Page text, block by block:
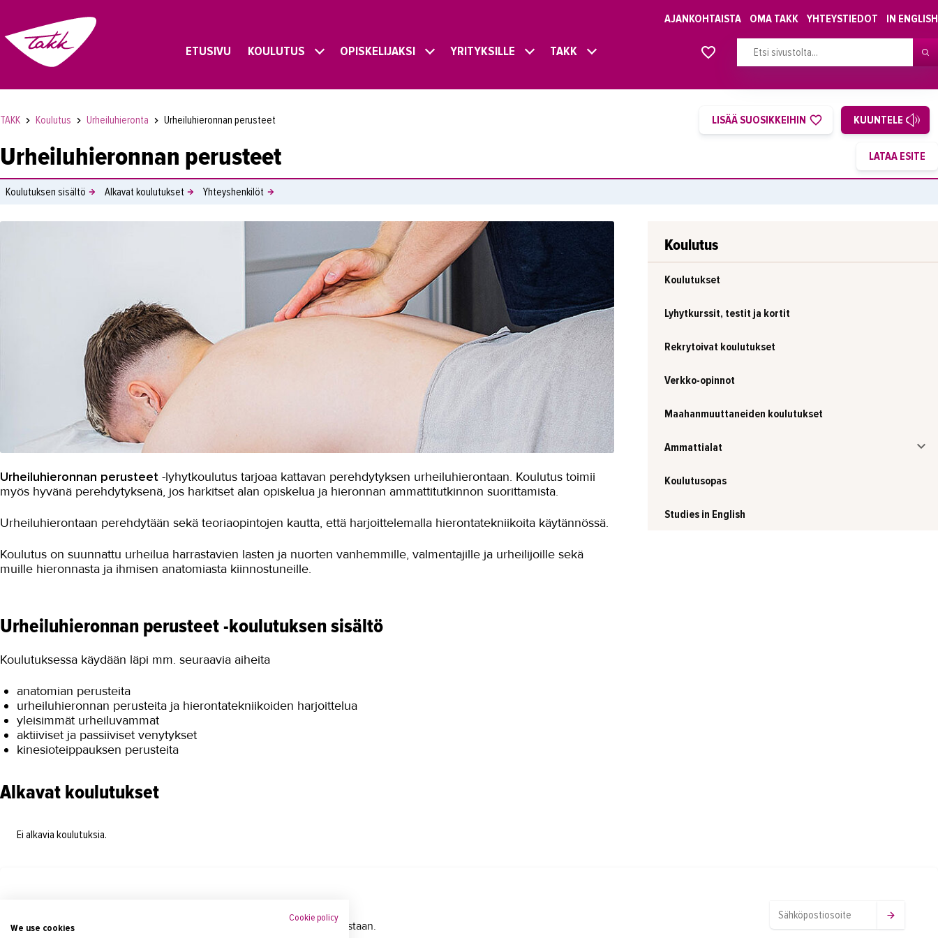
AJANKOHTAISTA OMA TAKK YHTEYSTIEDOT IN ENGLISH
ETUSIVU KOULUTUS OPISKELIJAKSI YRITYKSILLE TAKK
TAKK Koulutus Urheiluhieronta Urheiluhieronnan perusteet LISÄÄ SUOSIKKEIHIN KUUNTELE
Urheiluhieronnan perusteet
Koulutuksen sisältö Alkavat koulutukset Yhteyshenkilöt
Urheiluhieronnan perusteet -lyhytkoulutus tarjoaa kattavan perehdytyksen urheiluhierontaan. Koulutus toimii
myös hyvänä perehdytyksenä, jos harkitset alan opiskelua ja hieronnan ammattitutkinnon suorittamista.
Urheiluhierontaan perehdytään sekä teoriaopintojen kautta, että harjoittelemalla hierontatekniikoita käytännössä.
Koulutus on suunnattu urheilua harrastavien lasten ja nuorten vanhemmille, valmentajille ja urheilijoille sekä
muille hieronnasta ja ihmisen anatomiasta kiinnostuneille.
Urheiluhieronnan perusteet -koulutuksen sisältö
Koulutuksessa käydään läpi mm. seuraavia aiheita
anatomian perusteita
urheiluhieronnan perusteita ja hierontatekniikoiden harjoittelua
yleisimmät urheiluvammat
aktiiviset ja passiiviset venytykset
kinesioteippauksen perusteita
Alkavat koulutukset
Ei alkavia koulutuksia.
Koulutus
Koulutukset
Lyhytkurssit, testit ja kortit
Rekrytoivat koulutukset
Verkko-opinnot
Maahanmuuttaneiden koulutukset
Ammattialat
Koulutusopas
Studies in English
Voit tilata sähköpostiisi ilmoituksen, kun seuraava koulutus julkaistaan.
Alkavat koulutukset osiosta
Cookie policy
We use cookies